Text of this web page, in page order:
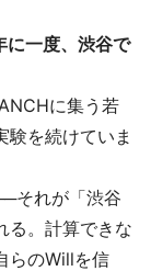
一度、渋谷で
に集う若
験を続けていま
それが「渋谷
る。計算できな
らのWillを信